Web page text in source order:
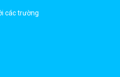
các trường